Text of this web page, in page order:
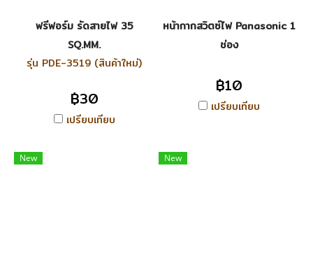
ฟรีฟอร์ม รัดสายไฟ 35
SQ.MM.
รุ่น PDE-3519 (สินค้าใหม่)
฿30
เปรียบเทียบ
หน้ากากสวิตซ์ไฟ Panasonic 1
ช่อง
฿10
เปรียบเทียบ
New New